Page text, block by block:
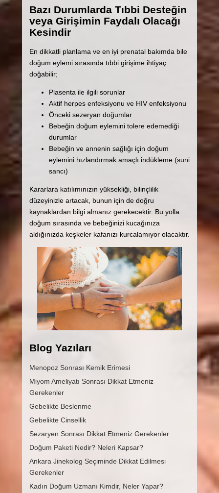
Bazı Durumlarda Tıbbi Desteğin
veya Girişimin Faydalı Olacağı
Kesindir
En dikkatli planlama ve en iyi prenatal bakımda bile
doğum eylemi sırasında tıbbi girişime ihtiyaç
doğabilir;
Plasenta ile ilgili sorunlar
Aktif herpes enfeksiyonu ve HIV enfeksiyonu
Önceki sezeryan doğumlar
Bebeğin doğum eylemini tolere edemediği
durumlar
Bebeğin ve annenin sağlığı için doğum
eylemini hızlandırmak amaçlı indükleme (suni
sancı)
Kararlara katılımınızın yüksekliği, bilinçlilik
düzeyinizle artacak, bunun için de doğru
kaynaklardan bilgi almanız gerekecektir. Bu yolla
doğum sırasında ve bebeğinizi kucağınıza
aldığınızda keşkeler kafanızı kurcalamıyor olacaktır.
Blog Yazıları
Menopoz Sonrası Kemik Erimesi
Miyom Ameliyatı Sonrası Dikkat Etmeniz
Gerekenler
Gebelikte Beslenme
Gebelikte Cinsellik
Sezaryen Sonrası Dikkat Etmeniz Gerekenler
Doğum Paketi Nedir? Neleri Kapsar?
Ankara Jinekolog Seçiminde Dikkat Edilmesi
Gerekenler
Kadın Doğum Uzmanı Kimdir, Neler Yapar?